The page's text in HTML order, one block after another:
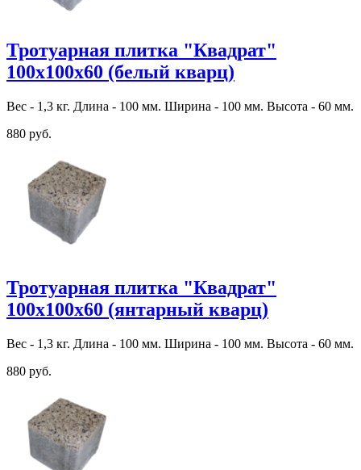
Тротуарная плитка "Квадрат"
100х100х60 (белый кварц)
Вес - 1,3 кг. Длина - 100 мм. Ширина - 100 мм. Высота - 60 мм.
880 руб.
Тротуарная плитка "Квадрат"
100х100х60 (янтарный кварц)
Вес - 1,3 кг. Длина - 100 мм. Ширина - 100 мм. Высота - 60 мм.
880 руб.